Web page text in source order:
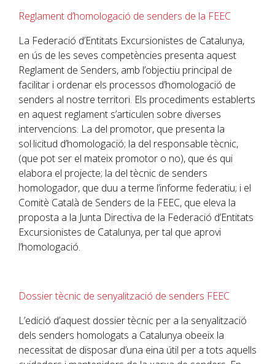
Reglament d’homologació de senders de la FEEC
La Federació d’Entitats Excursionistes de Catalunya,
en ús de les seves competències presenta aquest
Reglament de Senders, amb l’objectiu principal de
facilitar i ordenar els processos d’homologació de
senders al nostre territori. Els procediments establerts
en aquest reglament s’articulen sobre diverses
intervencions. La del promotor, que presenta la
sol·licitud d’homologació; la del responsable tècnic,
(que pot ser el mateix promotor o no), que és qui
elabora el projecte; la del tècnic de senders
homologador, que duu a terme l’informe federatiu; i el
Comitè Català de Senders de la FEEC, que eleva la
proposta a la Junta Directiva de la Federació d’Entitats
Excursionistes de Catalunya, per tal que aprovi
l’homologació.
Dossier tècnic de senyalització de senders FEEC
L’edició d’aquest dossier tècnic per a la senyalització
dels senders homologats a Catalunya obeeix la
necessitat de disposar d’una eina útil per a tots aquells